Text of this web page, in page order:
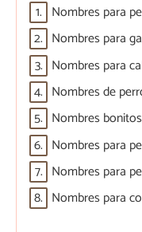
1. Nombres para
2. Nombres para
3. Nombres para
4. Nombres de
5. Nombres
6. Nombres para
7. Nombres para
8. Nombres para